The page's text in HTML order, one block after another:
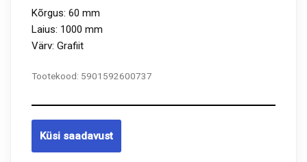
Kõrgus: 60 mm
Laius: 1000 mm
Värv: Grafiit
Tootekood: 5901592600737
Küsi saadavust